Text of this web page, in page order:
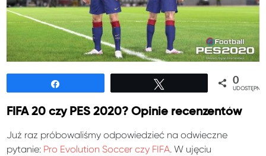
0
FIFA 20 czy PES 2020? Opinie recenzentów
Już raz próbowaliśmy odpowiedzieć na odwieczne
pytanie: Pro Evolution Soccer czy FIFA. W ujęciu